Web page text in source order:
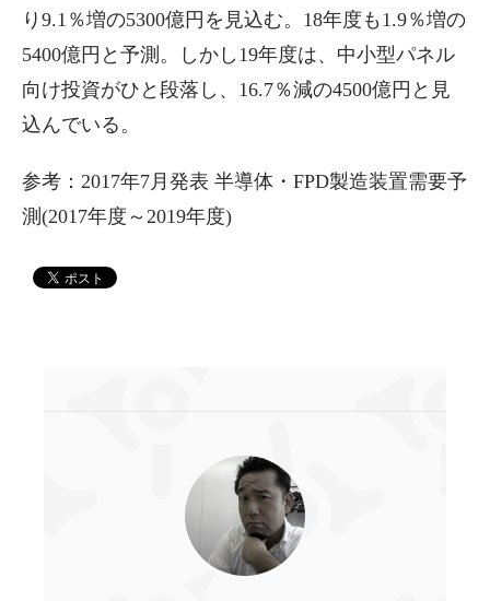
り9.1％増の5300億円を見込む。18年度も1.9％増の
5400億円と予測。しかし19年度は、中小型パネル
向け投資がひと段落し、16.7％減の4500億円と見
込んでいる。
参考：2017年7月発表 半導体・FPD製造装置需要予
測(2017年度～2019年度)